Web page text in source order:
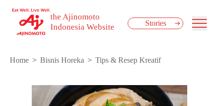
the Ajinomoto
Indonesia Website
Stories
Home Bisnis Horeka Tips & Resep Kreatif